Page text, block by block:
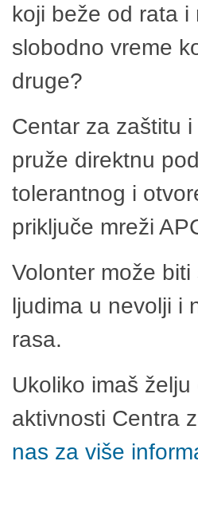
koji beže od rata
slobodno vreme
druge?
Centar za zaštitu
pruže direktnu
tolerantnog i
priključe mreži
Volonter može
ljudima u nevolji i
rasa.
Ukoliko imaš
aktivnosti Centra
nas za više